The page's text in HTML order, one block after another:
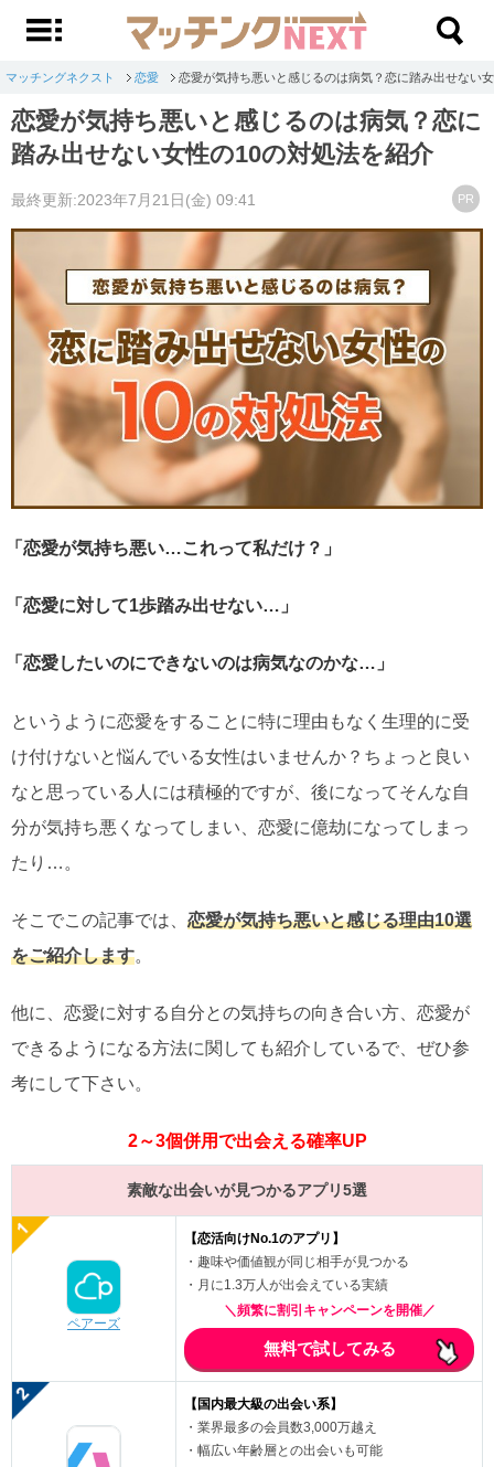
マッチングネクスト 恋愛 恋愛が気持ち悪いと感じるのは病気？恋に踏み出せない
恋愛が気持ち悪いと感じるのは病気？恋に
踏み出せない女性の10の対処法を紹介
最終更新:2023年7月21日(金) 09:41 PR
「恋愛が気持ち悪い…これって私だけ？」
「恋愛に対して1歩踏み出せない…」
「恋愛したいのにできないのは病気なのかな…」
というように恋愛をすることに特に理由もなく生理的に受
け付けないと悩んでいる女性はいませんか？ちょっと良い
なと思っている人には積極的ですが、後になってそんな自
分が気持ち悪くなってしまい、恋愛に億劫になってしまっ
たり…。
そこでこの記事では、 恋愛が気持ち悪いと感じる理由10選
をご紹介します。
他に、恋愛に対する自分との気持ちの向き合い方、恋愛が
できるようになる方法に関しても紹介しているで、ぜひ参
考にして下さい。
2～3個併用で出会える確率UP
素敵な出会いが見つかるアプリ5選
ペアーズ
【恋活向けNo.1のアプリ】
・趣味や価値観が同じ相手が見つかる
・月に1.3万人が出会えている実績
＼頻繁に割引キャンペーンを開催／
無料で試してみる
【国内最大級の出会い系】
・業界最多の会員数3,000万越え
・幅広い年齢層との出会いも可能